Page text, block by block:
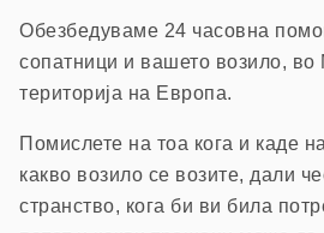
Обезбедуваме 24 часовна
сопатници и вашето возило, во
територија на Европа.
П омислете на тоа кога и каде
какво возило се возите, дали
странство, кога би ви била